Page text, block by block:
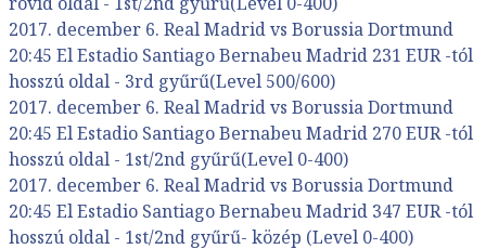
2017. december 6. Real Madrid vs Borussia Dortmund
20:45 El Estadio Santiago Bernabeu Madrid 231 EUR -tól
hosszú oldal - 3rd gyűrű(Level 500/600)
2017. december 6. Real Madrid vs Borussia Dortmund
20:45 El Estadio Santiago Bernabeu Madrid 270 EUR -tól
hosszú oldal - 1st/2nd gyűrű(Level 0-400)
2017. december 6. Real Madrid vs Borussia Dortmund
20:45 El Estadio Santiago Bernabeu Madrid 347 EUR -tól
hosszú oldal - 1st/2nd gyűrű- közép (Level 0-400)